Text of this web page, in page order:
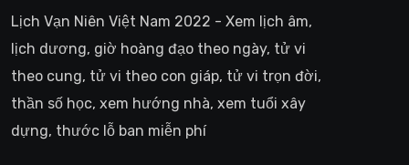
Lịch Vạn Niên Việt Nam 2022 - Xem lịch âm,
lịch dương, giờ hoàng đạo theo ngày, tử vi
theo cung, tử vi theo con giáp, tử vi trọn đời,
thần số học, xem hướng nhà, xem tuổi xây
dựng, thước lỗ ban miễn phí